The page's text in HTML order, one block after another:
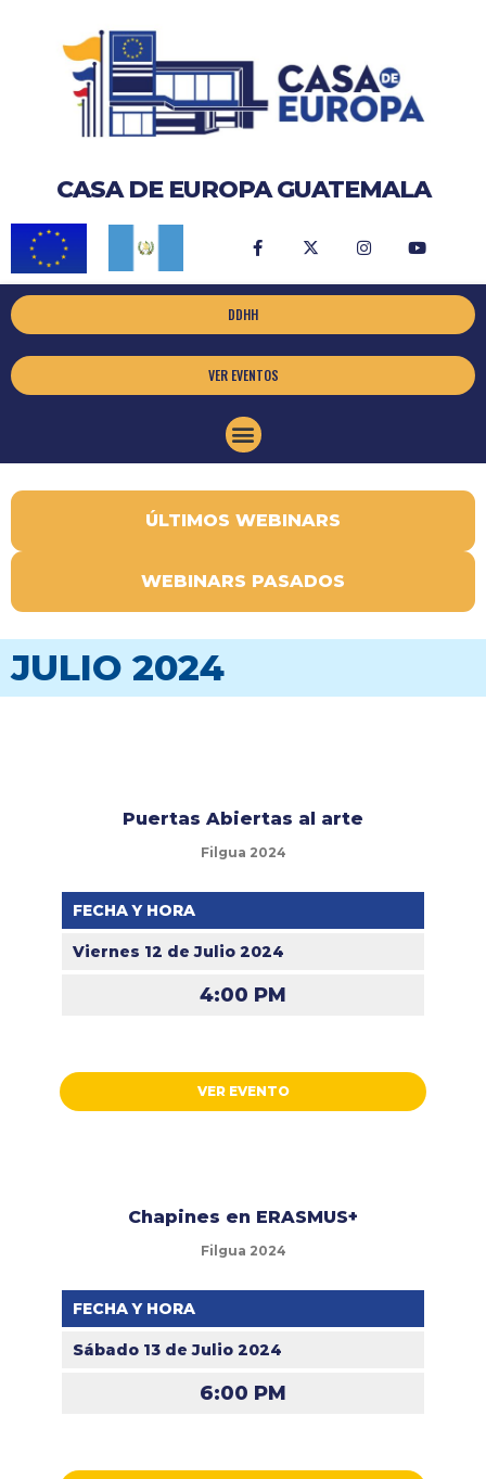
CASA DE EUROPA GUATEMALA
VER EVENTOS
DDHH
ÚLTIMOS WEBINARS
WEBINARS PASADOS
JULIO 2024
Puertas Abiertas al arte
Filgua 2024
FECHA Y HORA
Viernes 12 de Julio 2024
4:00 PM
VER EVENTO
Chapines en ERASMUS+
Filgua 2024
FECHA Y HORA
Sábado 13 de Julio 2024
6:00 PM